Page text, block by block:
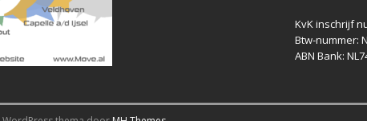
KvK inschrijf
Btw-nummer:
ABN Bank: